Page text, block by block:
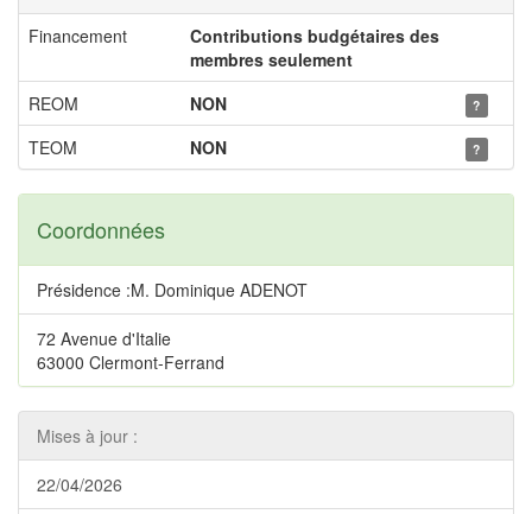
Financement
Contributions budgétaires des
membres seulement
REOM
NON ?
TEOM NON ?
Coordonnées
Présidence :M. Dominique ADENOT
72 Avenue d'Italie
63000 Clermont-Ferrand
Mises à jour :
22/04/2026